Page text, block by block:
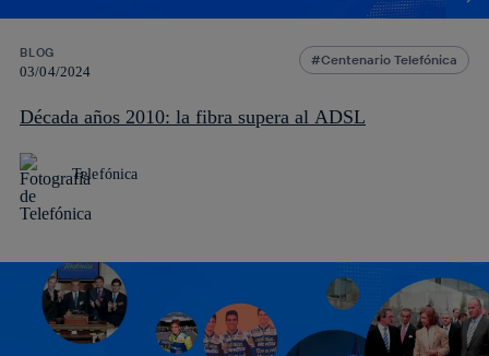
BLOG
03/04/2024
Centenario Telefónica
Década años 2010: la fibra supera al ADSL
Telefónica